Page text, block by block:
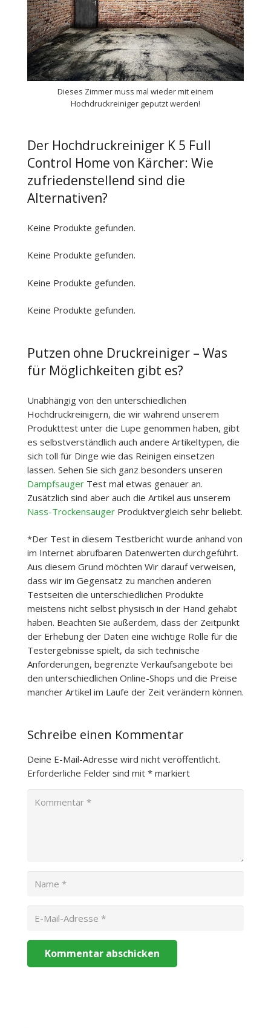
Dieses Zimmer muss mal wieder mit einem
Hochdruckreiniger geputzt werden!
Der Hochdruckreiniger K 5 Full
Control Home von Kärcher: Wie
zufriedenstellend sind die
Alternativen?
Keine Produkte gefunden.
Keine Produkte gefunden.
Keine Produkte gefunden.
Keine Produkte gefunden.
Putzen ohne Druckreiniger – Was
für Möglichkeiten gibt es?
Unabhängig von den unterschiedlichen
Hochdruckreinigern, die wir während unserem
Produkttest unter die Lupe genommen haben, gibt
es selbstverständlich auch andere Artikeltypen, die
sich toll für Dinge wie das Reinigen einsetzen
lassen. Sehen Sie sich ganz besonders unseren
Dampfsauger Test mal etwas genauer an.
Zusätzlich sind aber auch die Artikel aus unserem
Nass-Trockensauger Produktvergleich sehr beliebt.
*Der Test in diesem Testbericht wurde anhand von
im Internet abrufbaren Datenwerten durchgeführt.
Aus diesem Grund möchten Wir darauf verweisen,
dass wir im Gegensatz zu manchen anderen
Testseiten die unterschiedlichen Produkte
meistens nicht selbst physisch in der Hand gehabt
haben. Beachten Sie außerdem, dass der Zeitpunkt
der Erhebung der Daten eine wichtige Rolle für die
Testergebnisse spielt, da sich technische
Anforderungen, begrenzte Verkaufsangebote bei
den unterschiedlichen Online-Shops und die Preise
mancher Artikel im Laufe der Zeit verändern können.
Schreibe einen Kommentar
Deine E-Mail-Adresse wird nicht veröffentlicht.
Erforderliche Felder sind mit * markiert
Kommentar abschicken